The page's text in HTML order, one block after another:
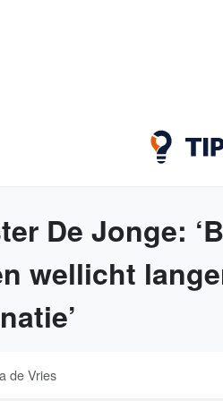
De Jonge:
wellicht
de Vries